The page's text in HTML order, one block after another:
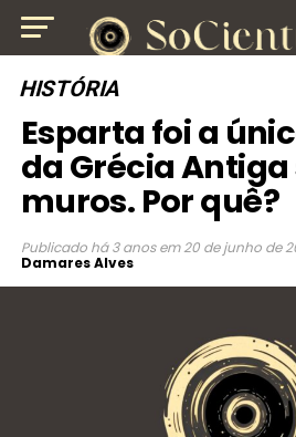
HISTÓRIA
Esparta foi a
da Grécia
muros. Por quê?
Publicado há 3 anos em 20 de junho de
Damares Alves